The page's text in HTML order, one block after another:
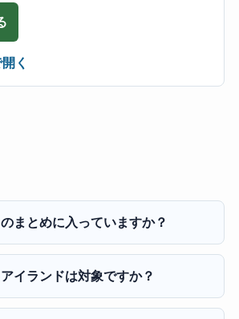
く
まとめに入っていますか？
イランドは対象ですか？